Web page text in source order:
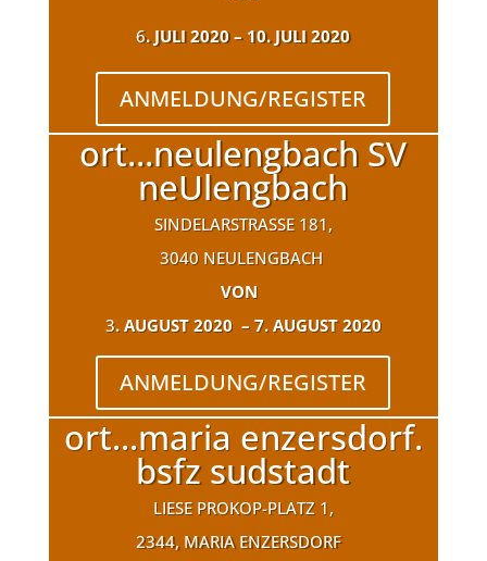
6. JULI 2020 – 10. JULI 2020
ANMELDUNG/REGISTER
ort...neulengbach SV
neUlengbach
SINDELARSTRASSE 181,
3040 NEULENGBACH
VON
3. AUGUST 2020 – 7. AUGUST 2020
ANMELDUNG/REGISTER
ort...maria enzersdorf.
bsfz sudstadt
LIESE PROKOP-PLATZ 1,
2344, MARIA ENZERSDORF